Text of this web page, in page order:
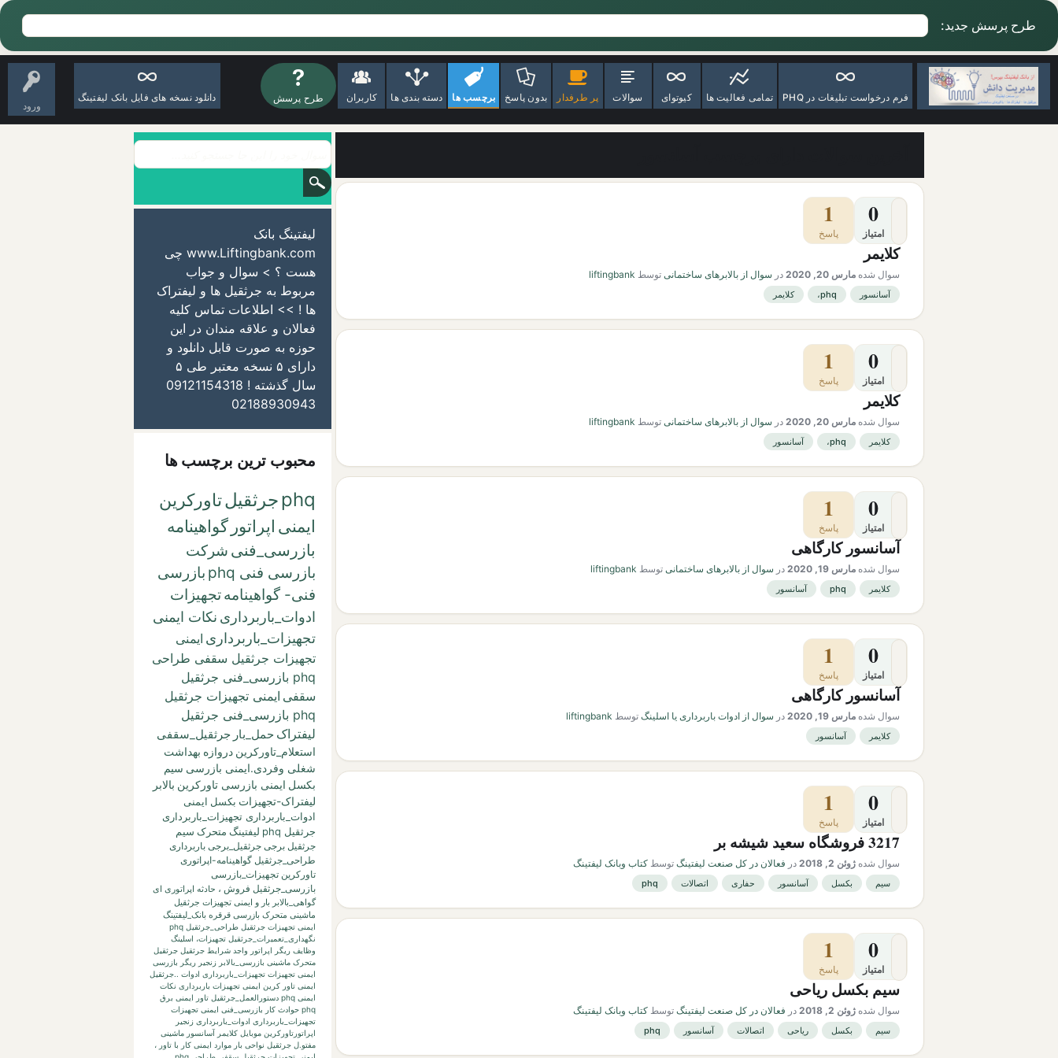
طرح پرسش جدید:
ورود
فرم درخواست تبلیغات در PHQ تمامی فعالیت ها کیوتوای سوالات پر طرفدار بدون پاسخ برچسب ها دسته بندی ها کاربران طرح پرسش دانلود نسخه های فایل بانک لیفتینگ
0
امتیاز
1
پاسخ
کلایمر
سوال شده مارس 20, 2020 در سوال از بالابرهای ساختمانی توسط liftingbank
آسانسور phq، کلایمر
0
امتیاز
1
پاسخ
کلایمر
سوال شده مارس 20, 2020 در سوال از بالابرهای ساختمانی توسط liftingbank
کلایمر phq، آسانسور
0
امتیاز
1
پاسخ
آسانسور کارگاهی
سوال شده مارس 19, 2020 در سوال از بالابرهای ساختمانی توسط liftingbank
کلایمر phq آسانسور
0
امتیاز
1
پاسخ
آسانسور کارگاهی
سوال شده مارس 19, 2020 در سوال از ادوات باربرداری یا اسلینگ توسط liftingbank
کلایمر آسانسور
0
امتیاز
1
پاسخ
3217 فروشگاه سعید شیشه بر
سوال شده ژوئن 2, 2018 در فعالان در کل صنعت لیفتینگ توسط کتاب وبانک لیفتینگ
سیم بکسل آسانسور حفاری اتصالات phq
0
امتیاز
1
پاسخ
سیم بکسل ریاحی
سوال شده ژوئن 2, 2018 در فعالان در کل صنعت لیفتینگ توسط کتاب وبانک لیفتینگ
سیم بکسل ریاحی اتصالات آسانسور phq
لیفتینگ بانک
www.Liftingbank.com چی
هست ؟ > سوال و جواب
مربوط به جرثقیل ها و لیفتراک
ها ! >> اطلاعات تماس کلیه
فعالان و علاقه مندان در این
حوزه به صورت قابل دانلود و
دارای ۵ نسخه معتبر طی ۵
سال گذشته ! 09121154318
02188930943
محبوب ترین برچسب ها
phqجرثقیلتاورکرین
ایمنی اپراتور گواهینامه
بازرسی_فنی شرکت
بازرسی فنی phq
بازرسی
فنی- گواهینامهتجهیزات
ادوات_باربرداری نکات ایمنی
تجهیزات_باربرداری ایمنی
تجهیزات جرثقیل سقفی طراحی
phq بازرسی_فنی جرثقیل
سقفی ایمنی تجهیزات جرثقیل
phq بازرسی_فنی جرثقیل
لیفتراک حمل_بار جرثقیل_سقفی
استعلام_تاورکرین دروازه بهداشت
شغلی وفردی.ایمنی بازرسی سیم
بکسل ایمنی بازرسی تاورکرین بالابر
لیفتراک-تجهیزات بکسل ایمنی
ادوات_باربرداری تجهیزات_باربرداری
جرثقیل phq
لیفتینگ متحرک سیم
جرثقیل برجی جرثقیل_برجی باربرداری
طراحی_جرثقیل گواهینامه-اپراتوری
تاورکرین تجهیزات_بازرسی
بازرسی_جرثقیل فروش ، حادثه اپراتوری ای
گواهی_بالابر بار و ایمنی تجهیزات جرثقیل
ماشینی متحرک بازرسی قرقره بانک_لیفتینگ
ایمنی تجهیزات جرثقیل طراحی_جرثقیل phq
نگهداری_تعمیرات_جرثقیل تجهیزات، اسلینگ
وظایف ریگر اپراتور واجد شرایط جرثقیل جرثقیل
متحرک ماشینی بازرسی_بالابر زنجیر ریگر بازرسی
ایمنی تجهیزات تجهیزات_باربرداری ادوات ..جرثقیل
ایمنی تاور کرین ایمنی تجهیزات باربرداری نکات
ایمنی phq
دستورالعمل_جرثقیل تاور ایمنی برق
phq حوادث کار بازرسی_فنی
ایمنی تجهیزات
تجهیزات_باربرداری ادوات_باربرداری زنجیر
اپراتورتاورکرین موبایل کلایمر آسانسور ماشینی
مفتو.ل جرثقیل نواحی بار موارد ایمنی کار با تاور ،
ایمنی تجهیزات جرثقیل سقفی طراحی phq